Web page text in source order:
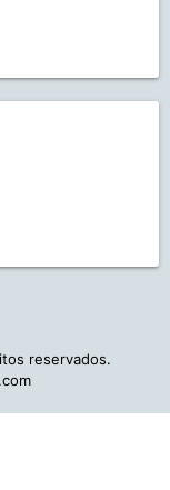
reservados.